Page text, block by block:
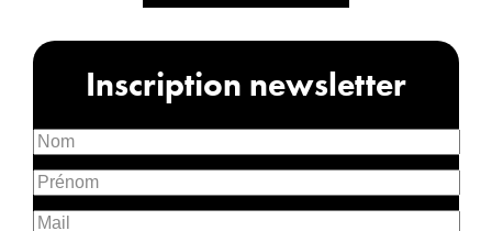
Inscription newsletter